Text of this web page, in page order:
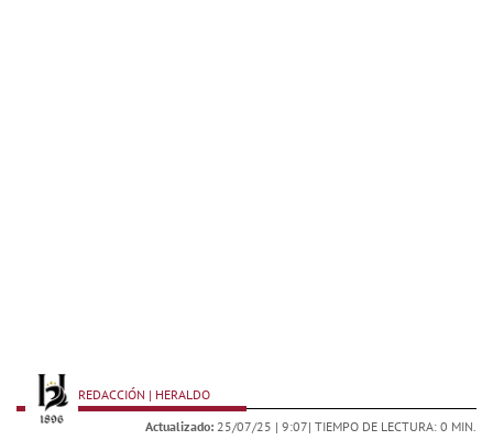
REDACCIÓN | HERALDO
Actualizado: 25/07/25 | 9:07| TIEMPO DE LECTURA: 0 MIN.